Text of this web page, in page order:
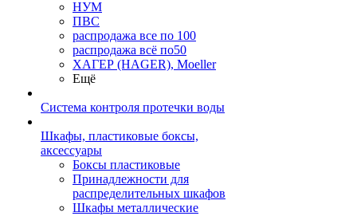
НУМ
ПВС
распродажа все по 100
распродажа всё по50
ХАГЕР (HAGER), Moeller
Ещё
Система контроля протечки воды
Шкафы, пластиковые боксы,
аксессуары
Боксы пластиковые
Принадлежности для
распределительных шкафов
Шкафы металлические